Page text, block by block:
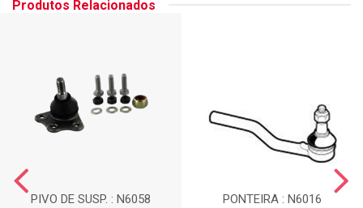
Produtos Relacionados
PIVO DE SUSP. : N6058 PONTEIRA : N6016